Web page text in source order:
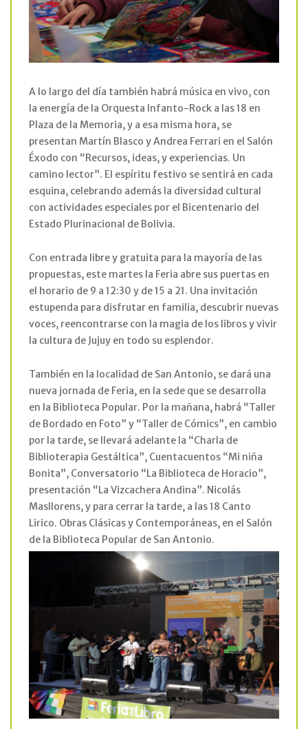
A lo largo del día también habrá música en vivo, con
la energía de la Orquesta Infanto-Rock a las 18 en
Plaza de la Memoria, y a esa misma hora, se
presentan Martín Blasco y Andrea Ferrari en el Salón
Éxodo con “Recursos, ideas, y experiencias. Un
camino lector”. El espíritu festivo se sentirá en cada
esquina, celebrando además la diversidad cultural
con actividades especiales por el Bicentenario del
Estado Plurinacional de Bolivia.
Con entrada libre y gratuita para la mayoría de las
propuestas, este martes la Feria abre sus puertas en
el horario de 9 a 12:30 y de 15 a 21. Una invitación
estupenda para disfrutar en familia, descubrir nuevas
voces, reencontrarse con la magia de los libros y vivir
la cultura de Jujuy en todo su esplendor.
También en la localidad de San Antonio, se dará una
nueva jornada de Feria, en la sede que se desarrolla
en la Biblioteca Popular. Por la mañana, habrá “Taller
de Bordado en Foto” y “Taller de Cómics”, en cambio
por la tarde, se llevará adelante la “Charla de
Biblioterapia Gestáltica”, Cuentacuentos “Mi niña
Bonita”, Conversatorio “La Biblioteca de Horacio”,
presentación “La Vizcachera Andina”. Nicolás
Masllorens, y para cerrar la tarde, a las 18 Canto
Lirico. Obras Clásicas y Contemporáneas, en el Salón
de la Biblioteca Popular de San Antonio.